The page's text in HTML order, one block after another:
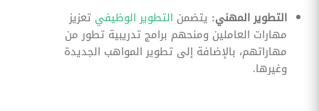
التطوير المهني: يتضمن التطوير الوظيفي تعزيز
مهارات العاملين ومنحهم برامج تدريبية تطور من
مهاراتهم، بالإضافة إلى تطوير المواهب الجديدة
وغيرها.